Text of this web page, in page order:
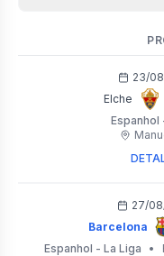
23/
Elche
Espanhol
27/
Barcelona
Espanhol - La Liga
•